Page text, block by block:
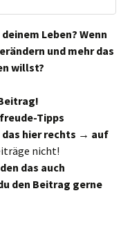
Leben? Wenn
und mehr das
willst?
Tipps
hier rechts → auf
nicht!
das auch
den Beitrag gerne